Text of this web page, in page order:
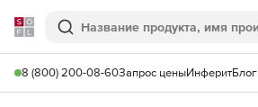
Softline
Поиск
8 (800) 200-08-60Запрос ценыИнферитБлог